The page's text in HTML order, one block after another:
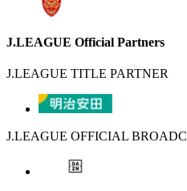
J.LEAGUE Official Partners
J.LEAGUE TITLE PARTNER
J.LEAGUE OFFICIAL